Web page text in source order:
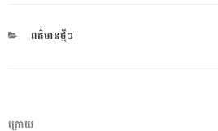
CATEGORIES
ពត៌មានថ្មីៗ
ការ​
អត្ថបទ
ក្រោយ